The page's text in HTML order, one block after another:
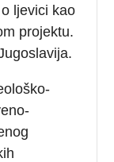
ljevici kao
projektu.